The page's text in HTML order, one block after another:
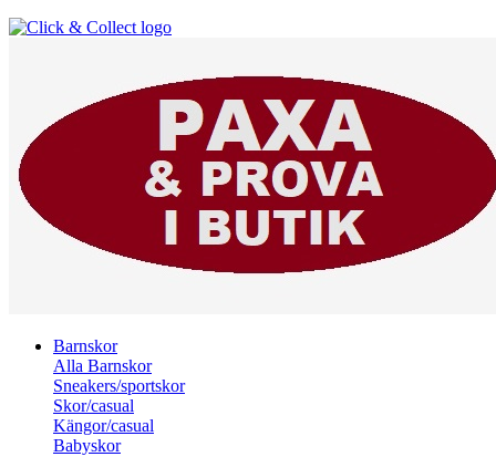
Barnskor
Alla Barnskor
Sneakers/sportskor
Skor/casual
Kängor/casual
Babyskor